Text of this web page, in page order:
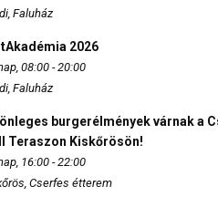
Faluház
2026
08:00 - 20:00
Faluház
burgerélmények várnak a
Teraszon Kiskőrösön!
16:00 - 22:00
Cserfes étterem